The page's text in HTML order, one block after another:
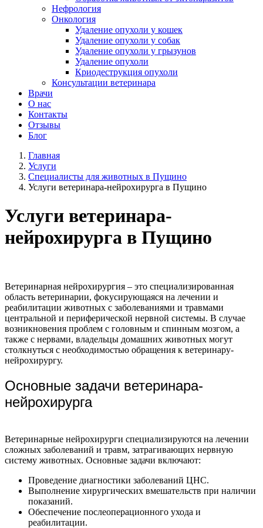
Нефрология
Онкология
Удаление опухоли у кошек
Удаление опухоли у собак
Удаление опухоли у грызунов
Удаление опухоли
Криодеструкция опухоли
Консультации ветеринара
Врачи
О нас
Контакты
Отзывы
Блог
Главная
Услуги
Специалисты для животных в Пущино
Услуги ветеринара-нейрохирурга в Пущино
Услуги ветеринара-
нейрохирурга в Пущино
Ветеринарная нейрохирургия – это специализированная
область ветеринарии, фокусирующаяся на лечении и
реабилитации животных с заболеваниями и травмами
центральной и периферической нервной системы. В случае
возникновения проблем с головным и спинным мозгом, а
также с нервами, владельцы домашних животных могут
столкнуться с необходимостью обращения к ветеринару-
нейрохирургу.
Основные задачи ветеринара-
нейрохирурга
Ветеринарные нейрохирурги специализируются на лечении
сложных заболеваний и травм, затрагивающих нервную
систему животных. Основные задачи включают:
Проведение диагностики заболеваний ЦНС.
Выполнение хирургических вмешательств при наличии
показаний.
Обеспечение послеоперационного ухода и
реабилитации.